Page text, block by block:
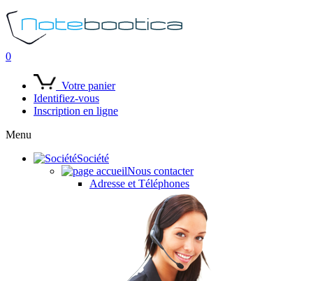
0
Votre panier
Identifiez-vous
Inscription en ligne
Menu
Société
Nous contacter
Adresse et Téléphones